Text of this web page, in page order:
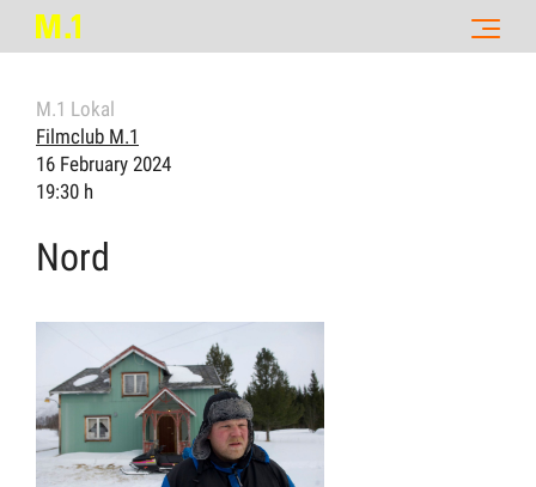
M.1 Lokal
Filmclub M.1
16 February 2024
19:30 h
Nord